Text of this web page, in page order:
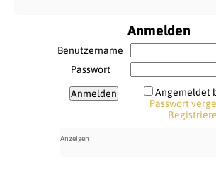
Anmelden
Benutzername
Passwort
Angemeldet
Passwort